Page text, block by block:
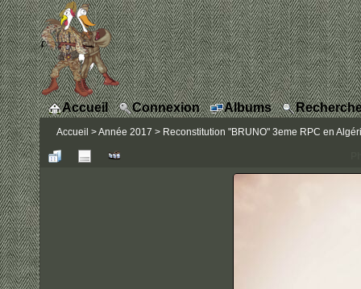
Accueil Connexion Albums
Accueil >Année 2017 > Reconstitution "BRUNO" 3eme RPC en